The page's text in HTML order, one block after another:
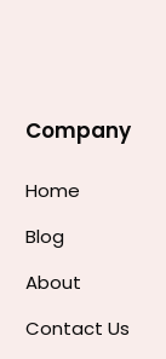
Company
Home
Blog
About
Contact Us